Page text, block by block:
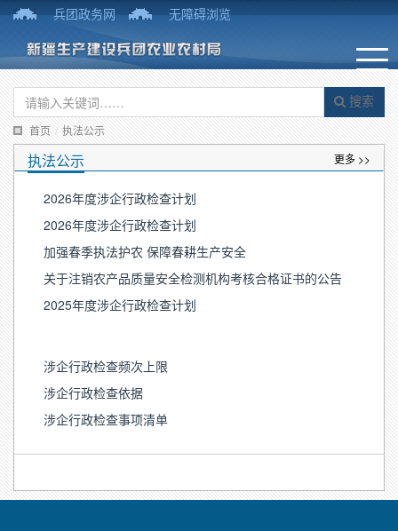
兵团政务网 无障碍浏览
搜索
首页 / 执法公示
执法公示 更多 >>
2026年度涉企行政检查计划
2026年度涉企行政检查计划
加强春季执法护农 保障春耕生产安全
关于注销农产品质量安全检测机构考核合格证书的公告
2025年度涉企行政检查计划
涉企行政检查频次上限
涉企行政检查依据
涉企行政检查事项清单